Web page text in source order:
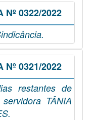
Nº 0322/2022
Nº 0321/2022
restantes de
TÂNIA